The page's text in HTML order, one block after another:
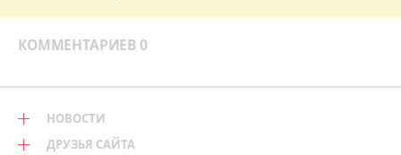
КОММЕНТАРИЕВ 0
НОВОСТИ
ДРУЗЬЯ САЙТА